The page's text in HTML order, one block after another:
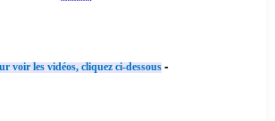
voir les vidéos, cliquez ci-dessous -